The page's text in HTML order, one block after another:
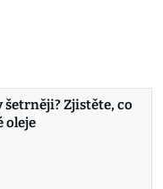
šetrněji? Zjistěte, co
oleje